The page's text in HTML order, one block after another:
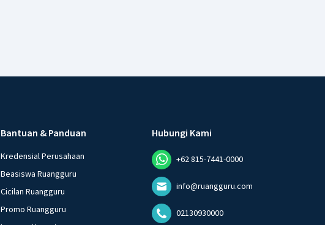
Bantuan & Panduan
Kredensial Perusahaan
Beasiswa Ruangguru
Cicilan Ruangguru
Promo Ruangguru
Hubungi Kami
+62 815-7441-0000
info@ruangguru.com
02130930000